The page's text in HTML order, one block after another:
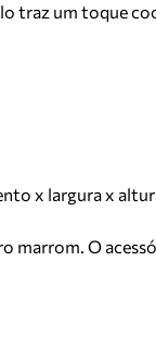
traz um toque
x largura x
marrom. O